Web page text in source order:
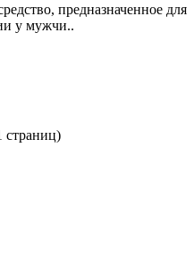
предназначенное для
у мужчи..
страниц)